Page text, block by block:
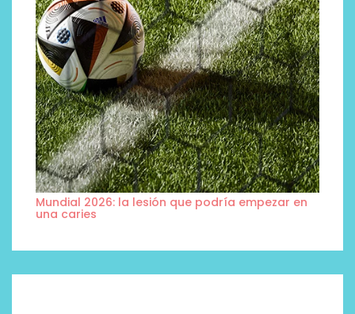
Mundial 2026: la lesión que podría empezar en
una caries